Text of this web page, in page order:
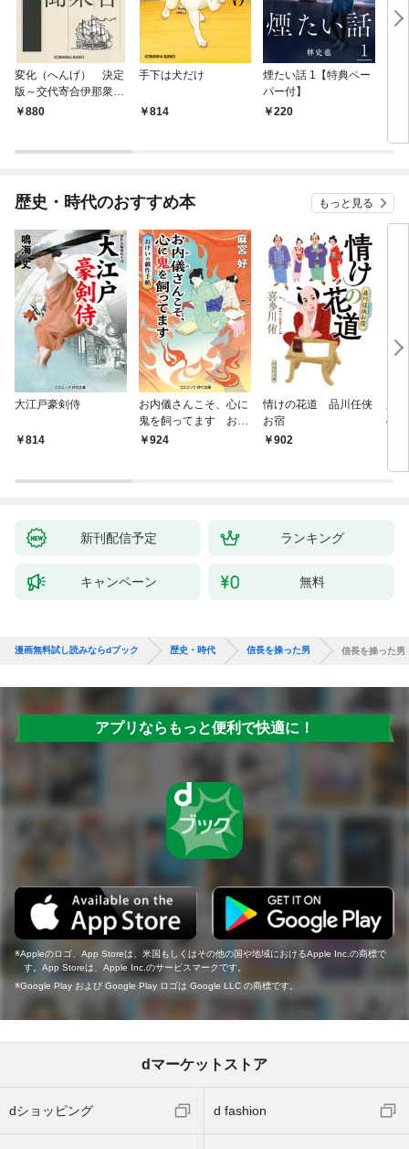
変化（へんげ） 決定
版～交代寄合伊那衆異
聞（1）～
880
手下は犬だけ
814
煙たい話 1【特典ペー
パー付】
220
歴史・時代のおすすめ本 もっと見る
大江戸豪剣侍
814
お内儀さんこそ、心に
鬼を飼ってます おけ
いの戯作手帖
924
情けの花道 品川任侠
お宿
902
の
新刊配信予定 ランキング
キャンペーン 無料
漫画無料試し読みならdブック 歴史・時代 信長を操った男 信長を操った男
アプリならもっと便利で快適に！
Appleのロゴ、App Storeは、米国もしくはその他の国や地域におけるApple Inc.の商標で
す。App Storeは、Apple Inc.のサービスマークです。
Google Play および Google Play ロゴは Google LLC の商標です。
dマーケットストア
dショッピング d fashion